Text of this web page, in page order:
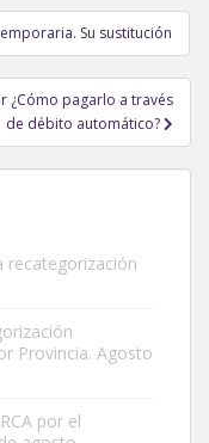
Su sustitución
¿Cómo pagarlo a través
de débito automático?
recategorización
Provincia. Agosto
por el